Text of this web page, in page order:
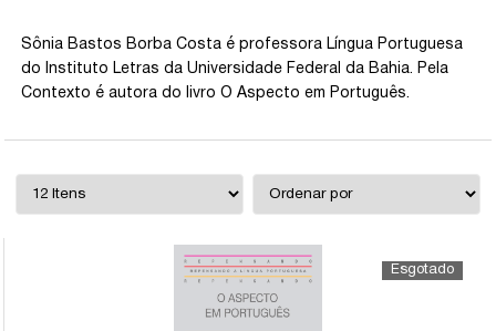
Sônia Bastos Borba Costa é professora Língua Portuguesa
do Instituto Letras da Universidade Federal da Bahia. Pela
Contexto é autora do livro O Aspecto em Português.